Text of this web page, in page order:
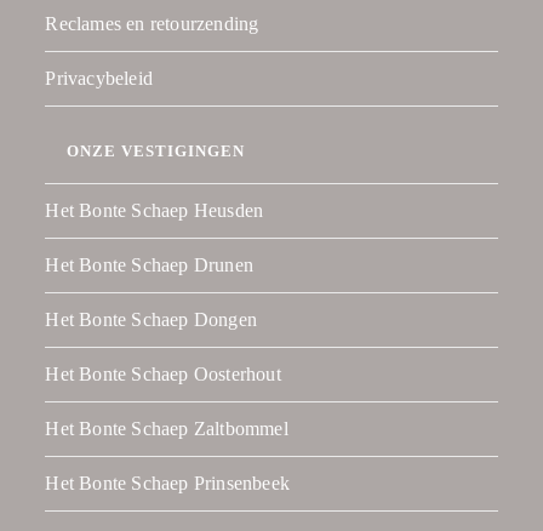
Reclames en retourzending
Privacybeleid
ONZE VESTIGINGEN
Het Bonte Schaep Heusden
Het Bonte Schaep Drunen
Het Bonte Schaep Dongen
Het Bonte Schaep Oosterhout
Het Bonte Schaep Zaltbommel
Het Bonte Schaep Prinsenbeek